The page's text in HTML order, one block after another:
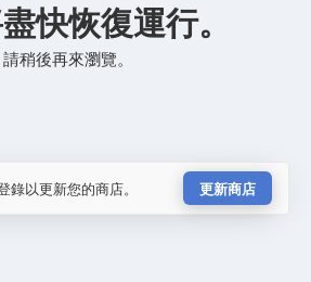
快恢復運行。
請稍後再來瀏覽。
以更新您的商店。 更新商店